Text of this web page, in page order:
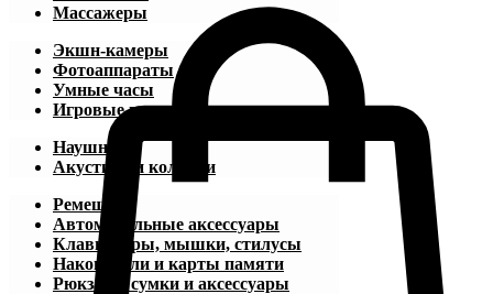
Массажеры
Экшн-камеры
Фотоаппараты
Умные часы
Игровые приставки
Наушники
Акустика и колонки
Ремешки
Автомобильные аксессуары
Клавиатуры, мышки, стилусы
Накопители и карты памяти
Рюкзаки, сумки и аксессуары